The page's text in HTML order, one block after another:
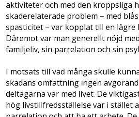
aktiviteter och med den kroppsliga
skaderelaterade problem – med
spasticitet – var kopplat till en lägre
Däremot var man generellt nöjd
familjeliv, sin parrelation och sin
I motsats till vad många skulle
skadans omfattning ingen
deltagarna var med livet. De
hög livstillfredsställelse var i stället